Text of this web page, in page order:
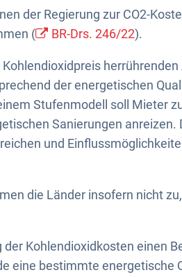
der Regierung zur CO2-
(
BR-Drs. 246/22).
herrührenden
der energetischen
Stufenmodell soll Mieter
Sanierungen anreizen.
und
die Länder insofern nicht
Kohlendioxidkosten einen
eine bestimmte energetische